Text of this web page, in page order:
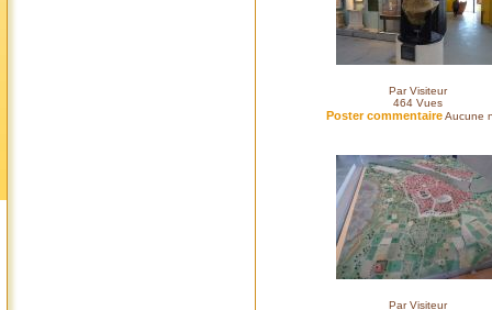
Par Visiteur
464 Vues
Poster commentaireAucune
Par Visiteur